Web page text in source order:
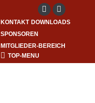
FacebookInstagram
KONTAKT DOWNLOADS
SPONSOREN
MITGLIEDER-BEREICH
TOP-MENU